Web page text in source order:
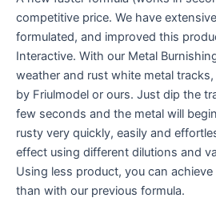
competitive price. We have
formulated, and improved this
Interactive. With our Metal
weather and rust white metal
by Friulmodel or ours. Just dip the
few seconds and the metal will
rusty very quickly, easily and
effect using different dilutions and
Using less product, you can
than with our previous formula.